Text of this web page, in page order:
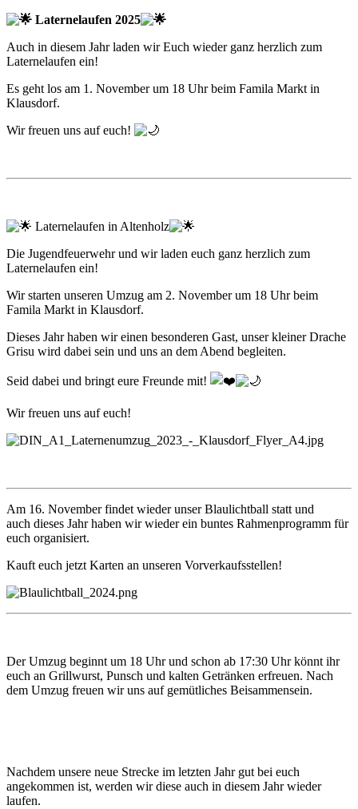
Laternelaufen 2025
Auch in diesem Jahr laden wir Euch wieder ganz herzlich zum
Laternelaufen ein!
Es geht los am 1. November um 18 Uhr beim Famila Markt in
Klausdorf.
Wir freuen uns auf euch!
Laternelaufen in Altenholz
Die Jugendfeuerwehr und wir laden euch ganz herzlich zum
Laternelaufen ein!
Wir starten unseren Umzug am 2. November um 18 Uhr beim
Famila Markt in Klausdorf.
Dieses Jahr haben wir einen besonderen Gast, unser kleiner Drache
Grisu wird dabei sein und uns an dem Abend begleiten.
Seid dabei und bringt eure Freunde mit!
Wir freuen uns auf euch!
Am 16. November findet wieder unser Blaulichtball statt und
auch dieses Jahr haben wir wieder ein buntes Rahmenprogramm für
euch organisiert.
Kauft euch jetzt Karten an unseren Vorverkaufsstellen!
Der Umzug beginnt um 18 Uhr und schon ab 17:30 Uhr könnt ihr
euch an Grillwurst, Punsch und kalten Getränken erfreuen. Nach
dem Umzug freuen wir uns auf gemütliches Beisammensein.
Nachdem unsere neue Strecke im letzten Jahr gut bei euch
angekommen ist, werden wir diese auch in diesem Jahr wieder
laufen.